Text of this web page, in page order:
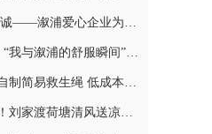
心企业为环卫工人送去夏日清凉
瞬间”文旅短视频大赛开始啦 快来报名吧~
生绳 低成本筑牢防溺水安全防线
家渡荷塘清风送凉引客来